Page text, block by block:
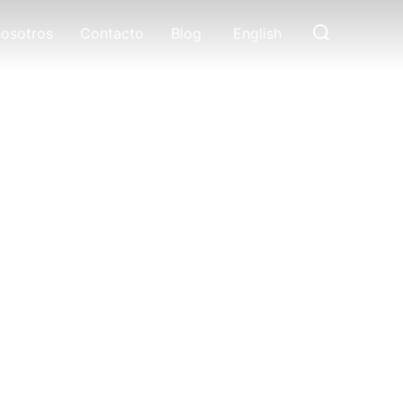
Contacto Blog English
Buscar: